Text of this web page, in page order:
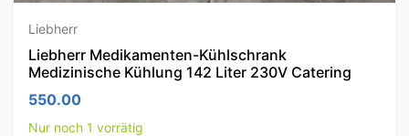
Liebherr
Liebherr Medikamenten-Kühlschrank
Medizinische Kühlung 142 Liter 230V Catering
550.00
Nur noch 1 vorrätig